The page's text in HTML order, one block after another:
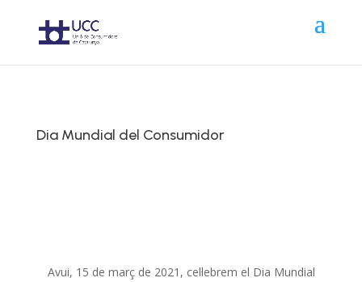
Dia Mundial del Consumidor
Avui, 15 de març de 2021, cel·lebrem el Dia Mundial